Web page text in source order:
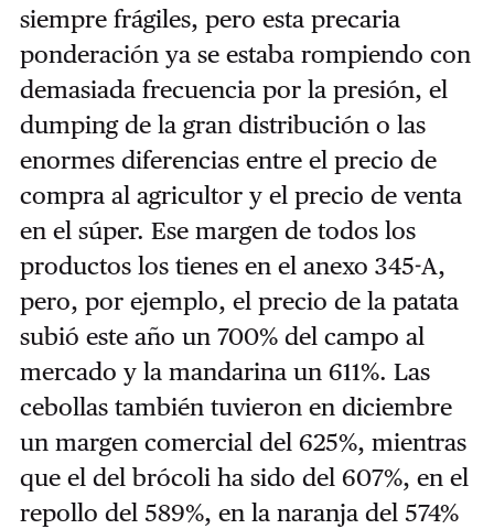
siempre frágiles, pero esta precaria
ponderación ya se estaba rompiendo con
demasiada frecuencia por la presión, el
dumping de la gran distribución o las
enormes diferencias entre el precio de
compra al agricultor y el precio de venta
en el súper. Ese margen de todos los
productos los tienes en el anexo 345-A,
pero, por ejemplo, el precio de la patata
subió este año un 700% del campo al
mercado y la mandarina un 611%. Las
cebollas también tuvieron en diciembre
un margen comercial del 625%, mientras
que el del brócoli ha sido del 607%, en el
repollo del 589%, en la naranja del 574%